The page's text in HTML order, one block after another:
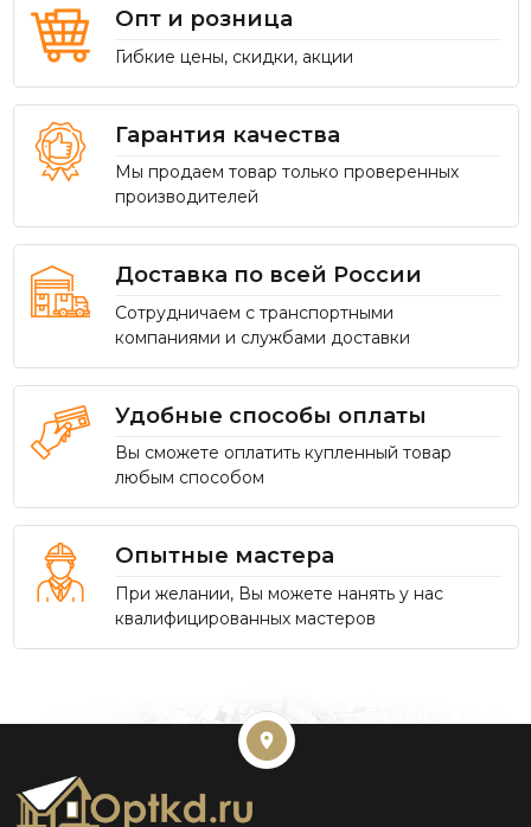
Опт и розница
Гибкие цены, скидки, акции
Гарантия качества
Мы продаем товар только проверенных
производителей
Доставка по всей России
Сотрудничаем с транспортными
компаниями и службами доставки
Удобные способы оплаты
Вы сможете оплатить купленный товар
любым способом
Опытные мастера
При желании, Вы можете нанять у нас
квалифицированных мастеров